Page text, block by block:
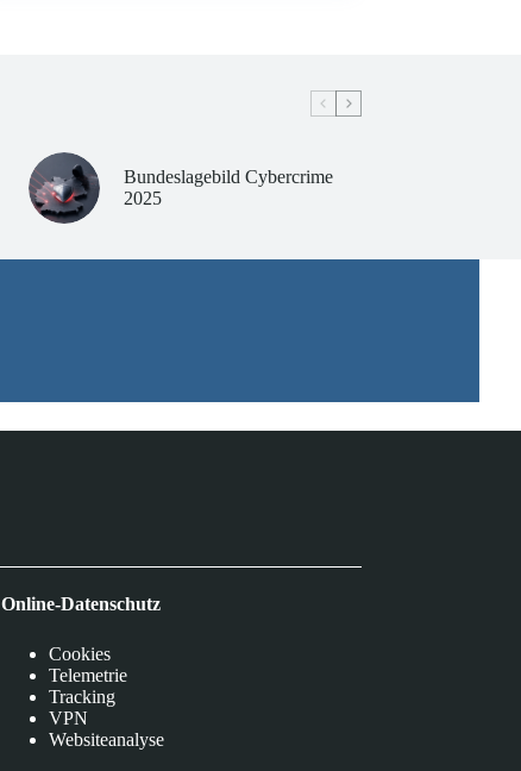
Bundeslagebild Cybercrime
2025
Online-Datenschutz
Cookies
Telemetrie
Tracking
VPN
Websiteanalyse